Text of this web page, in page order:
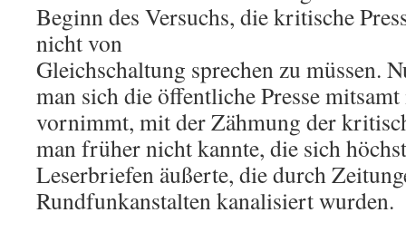
Beginn des Versuchs, die kritische
nicht von
Gleichschaltung sprechen zu müssen.
man sich die öffentliche Presse
vornimmt, mit der Zähmung der
man früher nicht kannte, die sich
Leserbriefen äußerte, die durch
Rundfunkanstalten kanalisiert wurden.